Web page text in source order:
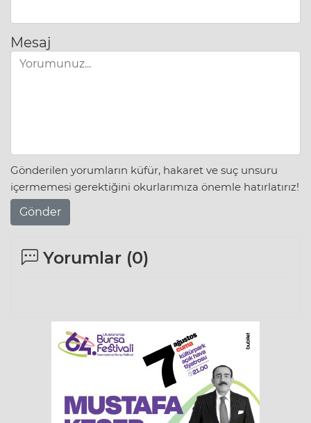
Mesaj
Gönderilen yorumların küfür, hakaret ve suç unsuru
içermemesi gerektiğini okurlarımıza önemle hatırlatırız!
Gönder
Yorumlar (0)